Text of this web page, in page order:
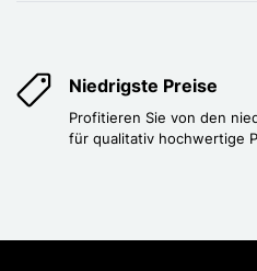
Niedrigste Preise
Profitieren Sie von den
für qualitativ hochwertige